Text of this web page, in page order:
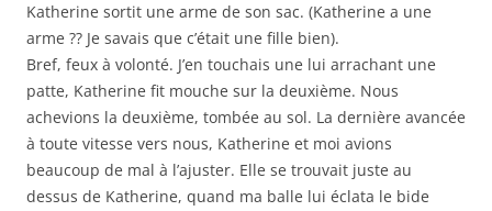
Katherine sortit une arme de son sac. (Katherine a une
arme ?? Je savais que c’était une fille bien).
Bref, feux à volonté. J’en touchais une lui arrachant une
patte, Katherine fit mouche sur la deuxième. Nous
achevions la deuxième, tombée au sol. La dernière avancée
à toute vitesse vers nous, Katherine et moi avions
beaucoup de mal à l’ajuster. Elle se trouvait juste au
dessus de Katherine, quand ma balle lui éclata le bide